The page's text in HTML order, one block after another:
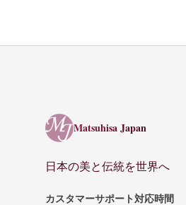
Matsuhisa Japan
Matsuhisa Japan
日本の美と伝統を世界へ
カスタマーサポート対応時間